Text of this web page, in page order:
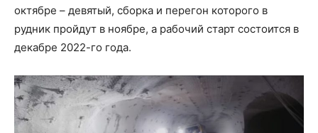
октябре – девятый, сборка и перегон которого в
рудник пройдут в ноябре, а рабочий старт состоится в
декабре 2022-го года.